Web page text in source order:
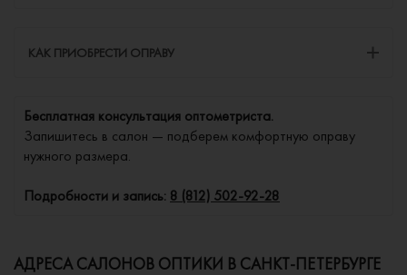
КАК ПРИОБРЕСТИ ОПРАВУ
Бесплатная консультация оптометриста.
Запишитесь в салон — подберем комфортную оправу
нужного размера.
Подробности и запись: 8 (812) 502-92-28
АДРЕСА САЛОНОВ ОПТИКИ В САНКТ-ПЕТЕРБУРГЕ